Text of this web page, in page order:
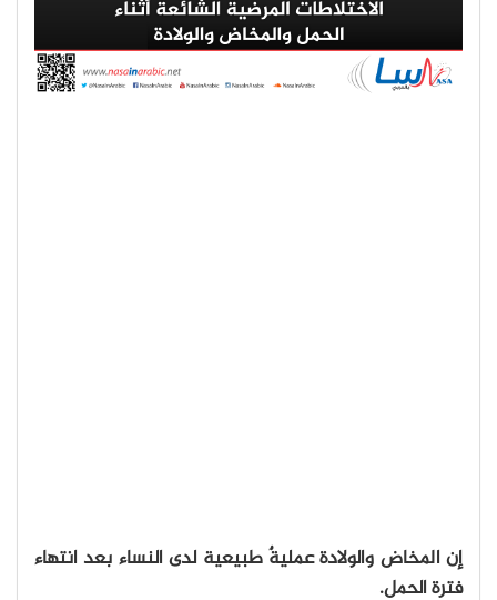
إن المخاض والولادة عمليةٌ طبيعية لدى النساء بعد انتهاء
فترة الحمل.